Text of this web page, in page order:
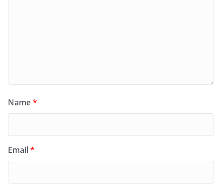
Name*
Email*